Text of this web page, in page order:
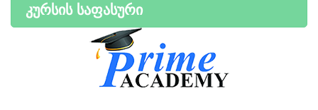
კურსის საფასური